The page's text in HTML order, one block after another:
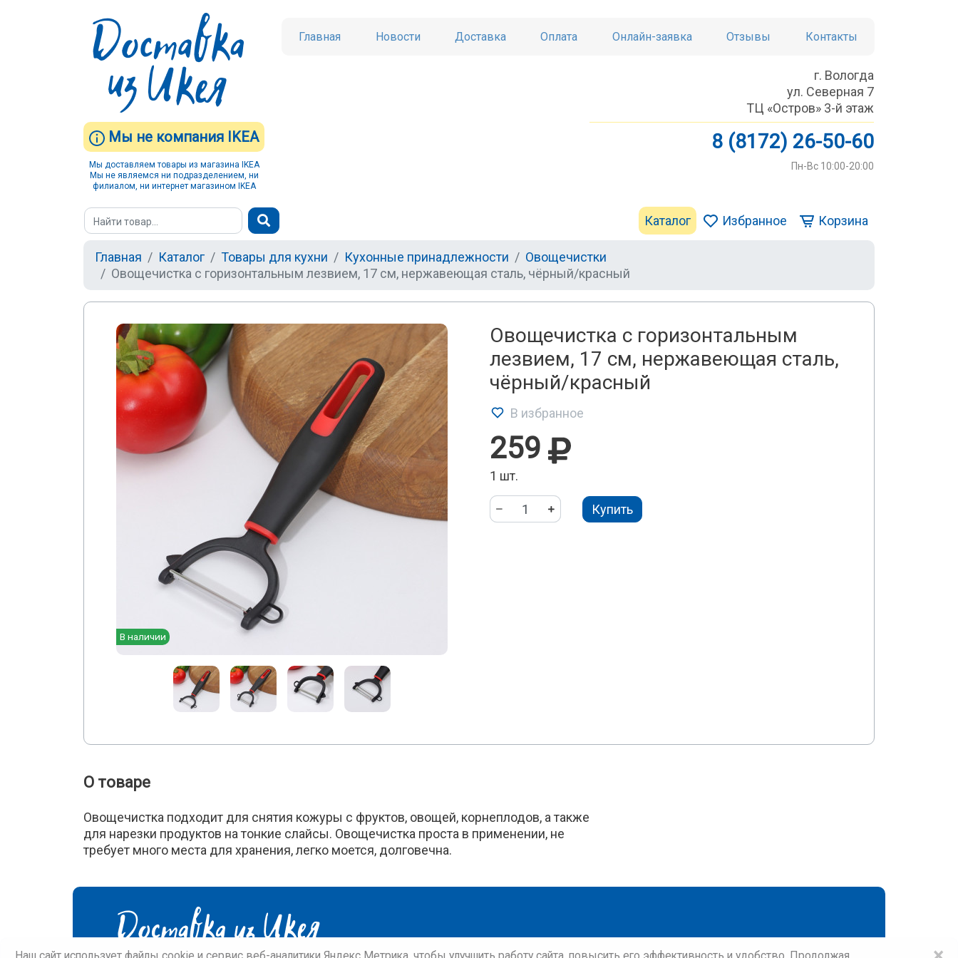
Мы не компания IKEA
Мы доставляем товары из магазина IKEA
Мы не являемся ни подразделением, ни
филиалом, ни интернет магазином IKEA
Главная Новости Доставка Оплата Онлайн-заявка Отзывы Контакты
г. Вологда
ул. Северная 7
ТЦ «Остров» 3-й этаж
8 (8172) 26-50-60
Пн-Вс 10:00-20:00
Каталог Избранное Корзина
Главная Каталог Товары для кухни Кухонные принадлежности
Овощечистки
Овощечистка с горизонтальным лезвием, 17 см, нержавеющая сталь, чёрный/красный
В наличии
Овощечистка с горизонтальным
лезвием, 17 см, нержавеющая сталь,
чёрный/красный
В избранное
259
1 шт.
Купить
О товаре
Овощечистка подходит для снятия кожуры с фруктов, овощей, корнеплодов, а также
для нарезки продуктов на тонкие слайсы. Овощечистка проста в применении, не
требует много места для хранения, легко моется, долговечна.